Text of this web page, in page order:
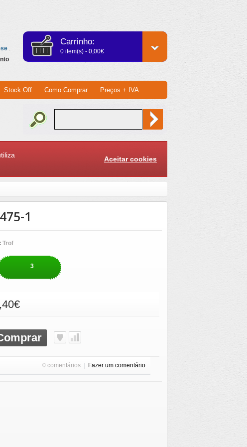
.
Carrinho:
0 item(s) - 0,00€
Stock Off Como Comprar Preços + IVA
Aceitar cookies
1
Trof
3
0 comentários Fazer um comentário